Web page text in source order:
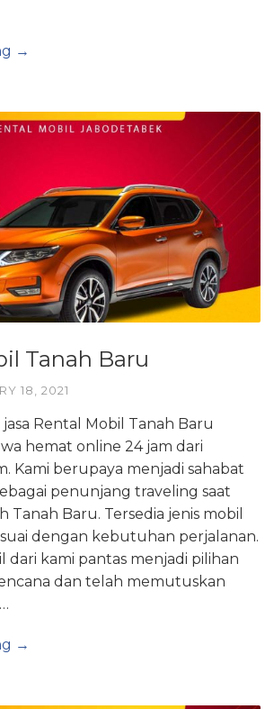
→
Tanah Baru
18, 2021
Rental Mobil Tanah Baru
hemat online 24 jam dari
Kami berupaya menjadi sahabat
penunjang traveling saat
Tanah Baru. Tersedia jenis mobil
dengan kebutuhan perjalanan.
dari kami pantas menjadi pilihan
dan telah memutuskan
→